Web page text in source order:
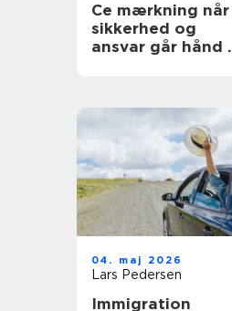
Ce mærkning når
sikkerhed og
ansvar går hånd i
04. maj 2026
Lars Pedersen
Immigration